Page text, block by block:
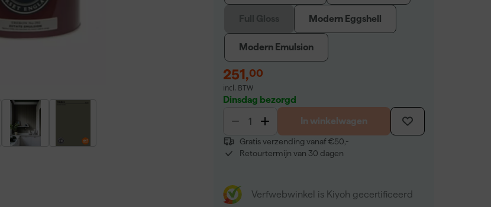
Modern Eggshell
Modern Emulsion
251,00
incl. BTW
Dinsdag bezorgd
In winkelwagen
Gratis verzending vanaf €50,-
Retourtermijn van 30 dagen
Verfwebwinkel is Kiyoh gecertificeerd